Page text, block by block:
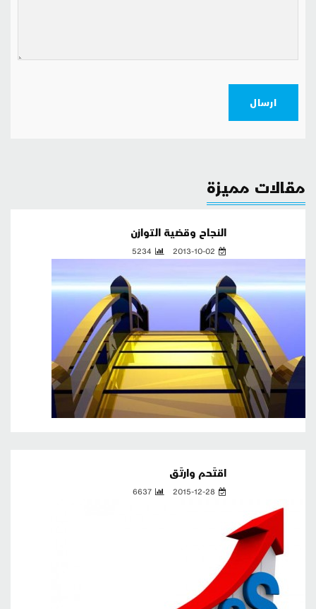
ارسال
مقالات مميزة
النجاح وقضية التوازن
2013-10-02
5234
اقتَحم وارتَق
2015-12-28
6637